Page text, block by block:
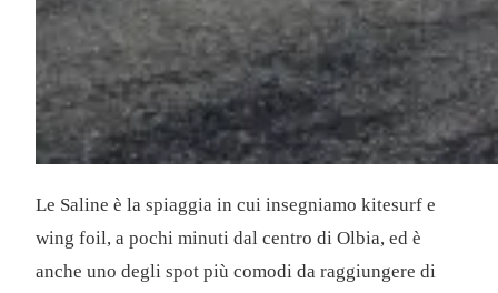
Le Saline è la spiaggia in cui insegniamo kitesurf e
wing foil, a pochi minuti dal centro di Olbia, ed è
anche uno degli spot più comodi da raggiungere di